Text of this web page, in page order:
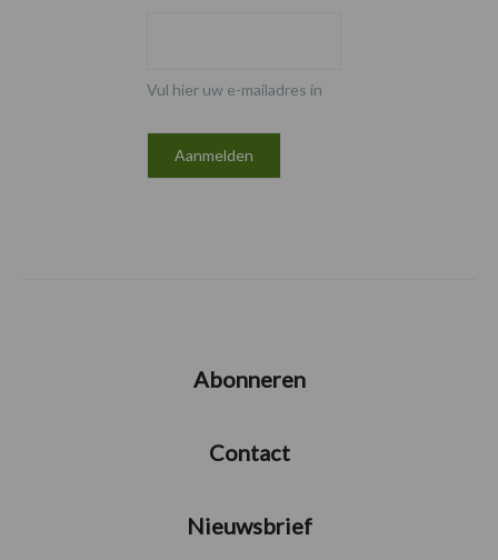
Vul hier uw e-mailadres in
Abonneren
Contact
Nieuwsbrief